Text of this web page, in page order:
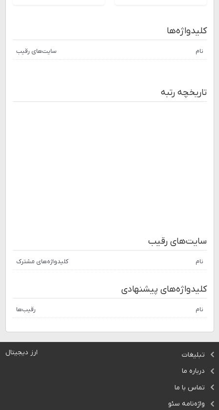
کلیدواژه‌ها
نام سایت‌های رقیب
تاریخچه رتبه
سایت‌های رقیب
نام کلیدواژه‌های مشترک
کلیدواژه‌های پیشنهادی
نام رقیب‌ها
ارز دیجیتال
تبلیغات
درباره ما
تماس با ما
واژه‌نامه سئو